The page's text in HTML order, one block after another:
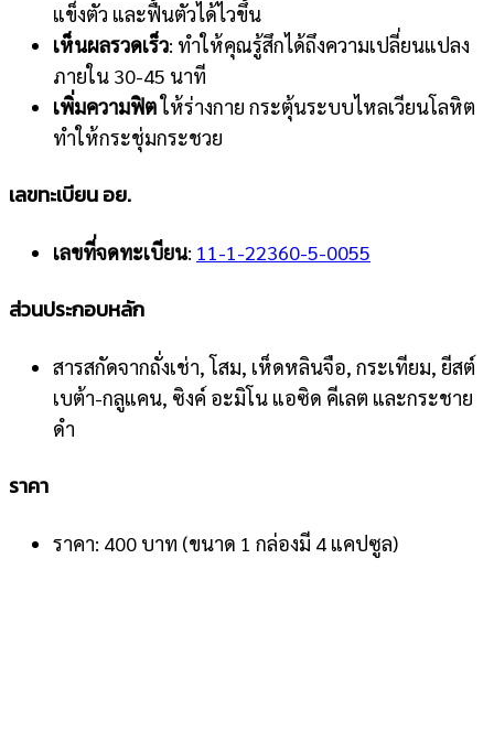
แข็งตัว และฟื้นตัวได้ไวขึ้น
เห็นผลรวดเร็ว: ทำให้คุณรู้สึกได้ถึงความเปลี่ยนแปลง
ภายใน 30-45 นาที
เพิ่มความฟิตให้ร่างกาย กระตุ้นระบบไหลเวียนโลหิต
ทำให้กระชุ่มกระชวย
เลขทะเบียน อย.
เลขที่จดทะเบียน: 11-1-22360-5-0055
ส่วนประกอบหลัก
สารสกัดจากถั่งเช่า, โสม, เห็ดหลินจือ, กระเทียม, ยีสต์
เบต้า-กลูแคน, ซิงค์ อะมิโน แอซิด คีเลต และกระชาย
ดำ
ราคา
ราคา: 400 บาท (ขนาด 1 กล่องมี 4 แคปซูล)